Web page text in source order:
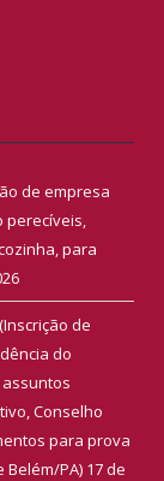
de empresa
para
(Inscrição de
do
Conselho
para prova
PA) 17 de